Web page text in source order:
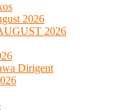
2026
2026
Dirigent